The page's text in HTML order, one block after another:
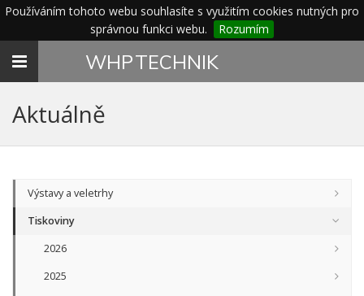
Používáním tohoto webu souhlasíte s využitím cookies nutných pro
správnou funkci webu.
Rozumím
Toggle
WHPTECHNIK
Aktuálně
Výstavy a veletrhy
Tiskoviny
2026
2025